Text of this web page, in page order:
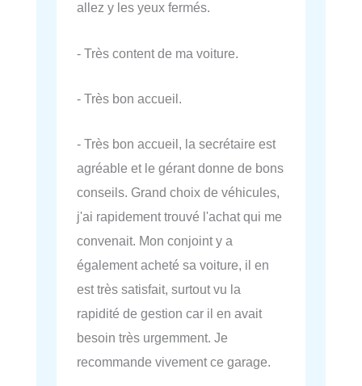
allez y les yeux fermés.
- Très content de ma voiture.
- Très bon accueil.
- Très bon accueil, la secrétaire est
agréable et le gérant donne de bons
conseils. Grand choix de véhicules,
j'ai rapidement trouvé l'achat qui me
convenait. Mon conjoint y a
également acheté sa voiture, il en
est très satisfait, surtout vu la
rapidité de gestion car il en avait
besoin très urgemment. Je
recommande vivement ce garage.